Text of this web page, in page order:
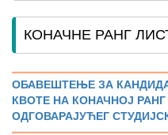
КОНАЧНЕ РАНГ
ОБАВЕШТЕЊЕ ЗА
КВОТЕ НА КОНАЧНОЈ
ОДГОВАРАЈУЋЕГ